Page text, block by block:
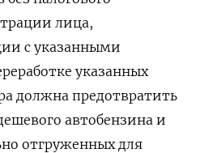
лица,
с указанными
указанных
должна предотвратить
автобензина и
отгруженных для